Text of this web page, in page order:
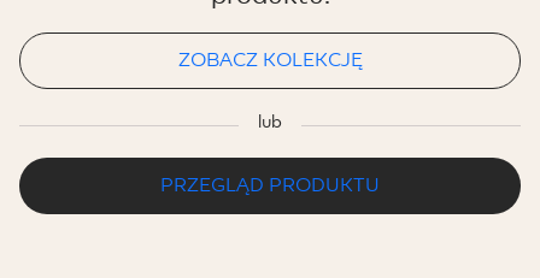
Certyfikat Zgodności Wyrobu z Polską
Normą 10/N/22 - Grupa BIa
PDF 88 KB
ZOBACZ KOLEKCJĘ
lub
PRZEGLĄD PRODUKTU